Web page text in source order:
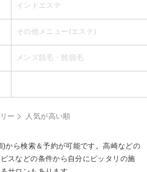
インドエステ
その他メニュー(エステ)
メンズ脱毛・髭脱毛
ー 人気が高い順
から検索＆予約が可能です。高崎などの
スなどの条件から自分にピッタリの施